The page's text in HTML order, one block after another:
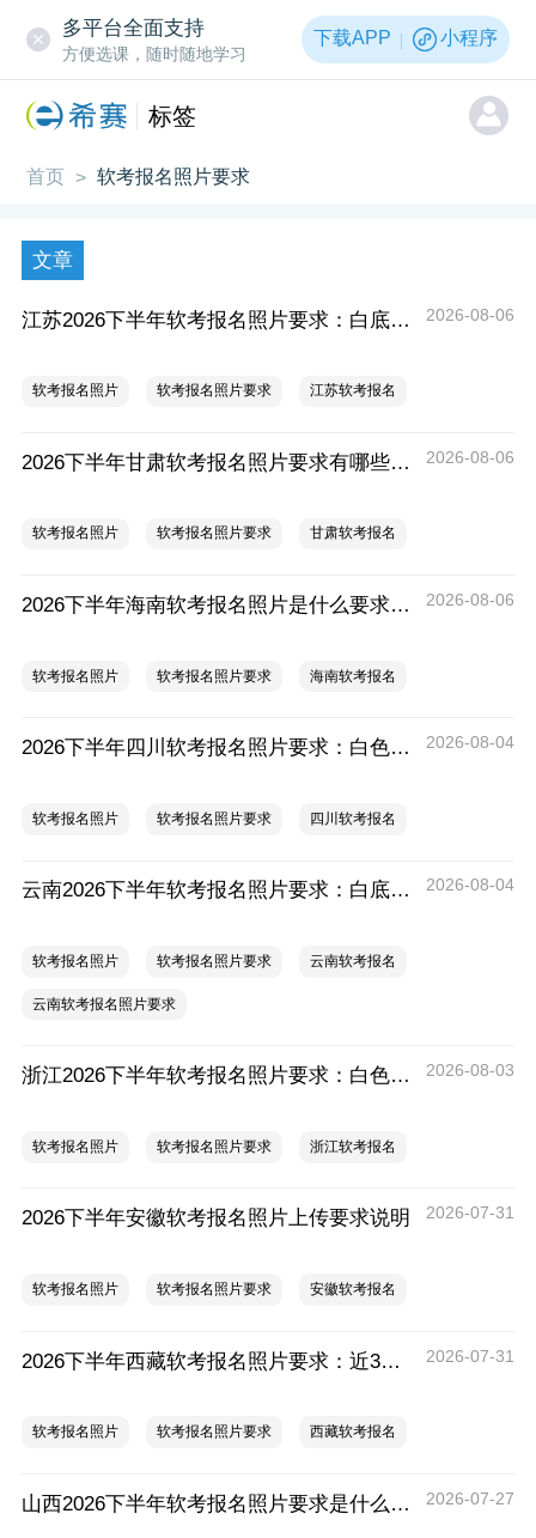
多平台全面支持
方便选课，随时随地学习
下载APP 小程序
标签
首页 > 软考报名照片要求
文章
江苏2026下半年软考报名照片要求：白底、像素不小于295x413 2026-08-06
软考报名照片 软考报名照片要求 江苏软考报名
2026下半年甘肃软考报名照片要求有哪些？尺寸多少？ 2026-08-06
软考报名照片 软考报名照片要求 甘肃软考报名
2026下半年海南软考报名照片是什么要求？尺寸多少？ 2026-08-06
软考报名照片 软考报名照片要求 海南软考报名
2026下半年四川软考报名照片要求：白色、jpg、2.5cm*3.5cm、大小约10KB 2026-08-04
软考报名照片 软考报名照片要求 四川软考报名
云南2026下半年软考报名照片要求：白底、像素不小于295*413 2026-08-04
软考报名照片 软考报名照片要求 云南软考报名
云南软考报名照片要求
浙江2026下半年软考报名照片要求：白色、JPG、文件大于30K 2026-08-03
软考报名照片 软考报名照片要求 浙江软考报名
2026下半年安徽软考报名照片上传要求说明 2026-07-31
软考报名照片 软考报名照片要求 安徽软考报名
2026下半年西藏软考报名照片要求：近3个月、jpg格式，保存空间5Kb-25kb 2026-07-31
软考报名照片 软考报名照片要求 西藏软考报名
山西2026下半年软考报名照片要求是什么？尺寸是多少？ 2026-07-27